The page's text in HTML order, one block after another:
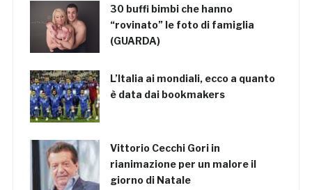
30 buffi bimbi che hanno
“rovinato” le foto di famiglia
(GUARDA)
L’Italia ai mondiali, ecco a quanto
è data dai bookmakers
Vittorio Cecchi Gori in
rianimazione per un malore il
giorno di Natale